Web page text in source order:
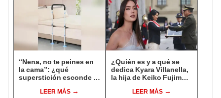
“Nena, no te peines en
la cama”: ¿qué
superstición esconde la
Enanitos Verdes?
LEER MÁS
¿Quién es y a qué se
dedica Kyara Villanella,
la hija de Keiko Fujimori
nivel nacional?
LEER MÁS